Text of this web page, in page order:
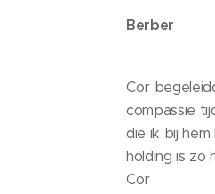
Berber
Cor
compassie
die ik bij
holding is zo
Cor